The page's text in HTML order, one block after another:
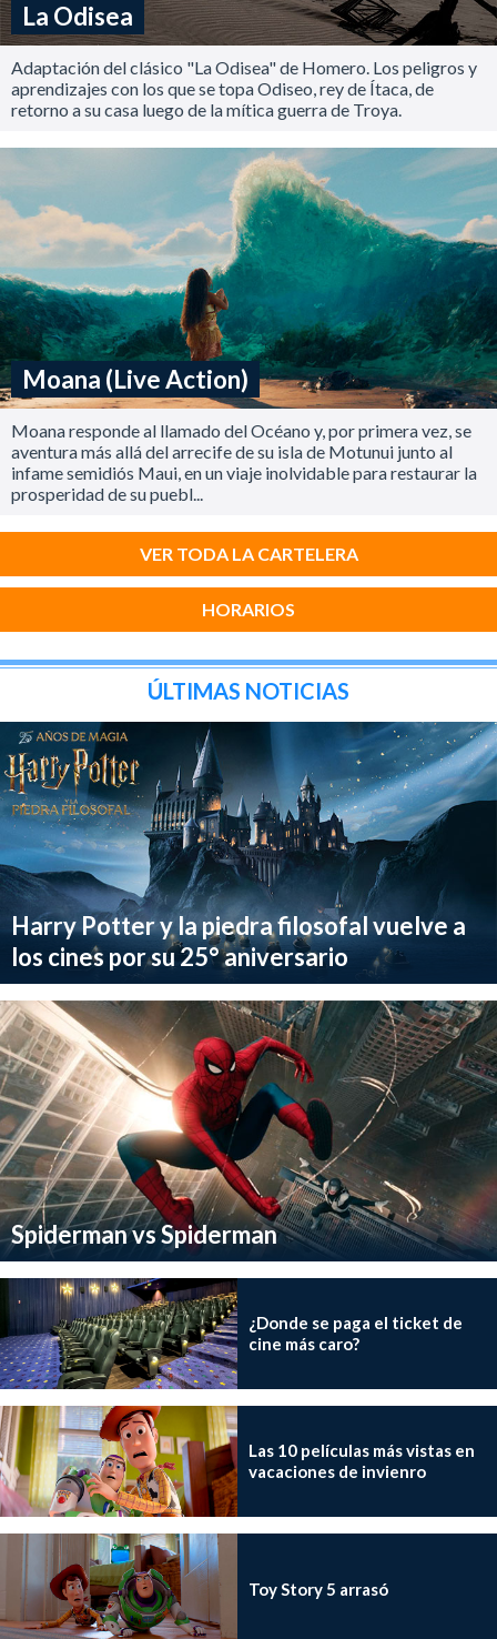
La Odisea
Adaptación del clásico "La Odisea" de Homero. Los peligros y
aprendizajes con los que se topa Odiseo, rey de Ítaca, de
retorno a su casa luego de la mítica guerra de Troya.
Moana (Live Action)
Moana responde al llamado del Océano y, por primera vez, se
aventura más allá del arrecife de su isla de Motunui junto al
infame semidiós Maui, en un viaje inolvidable para restaurar la
prosperidad de su puebl...
VER TODA LA CARTELERA
HORARIOS
ÚLTIMAS NOTICIAS
Harry Potter y la piedra filosofal vuelve a
los cines por su 25° aniversario
Spiderman vs Spiderman
¿Donde se paga el ticket de
cine más caro?
Las 10 películas más vistas en
vacaciones de invienro
Toy Story 5 arrasó